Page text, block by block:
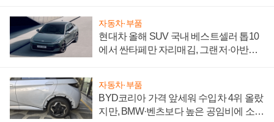
자동차·부품
현대차 올해 SUV 국내 베스트셀러 톱10
에서 싼타페만 자리매김, 그랜저·아반떼
자동차·부품
BYD코리아 가격 앞세워 수입차 4위 올랐
지만, BMW·벤츠보다 높은 공임비에 소비